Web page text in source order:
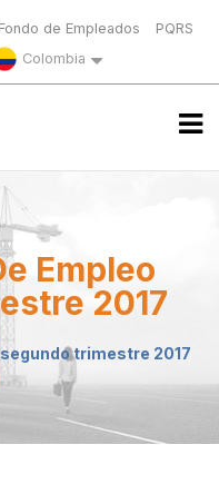
Fondo de Empleados
PQRS
Colombia
Empleo
2017
trimestre 2017